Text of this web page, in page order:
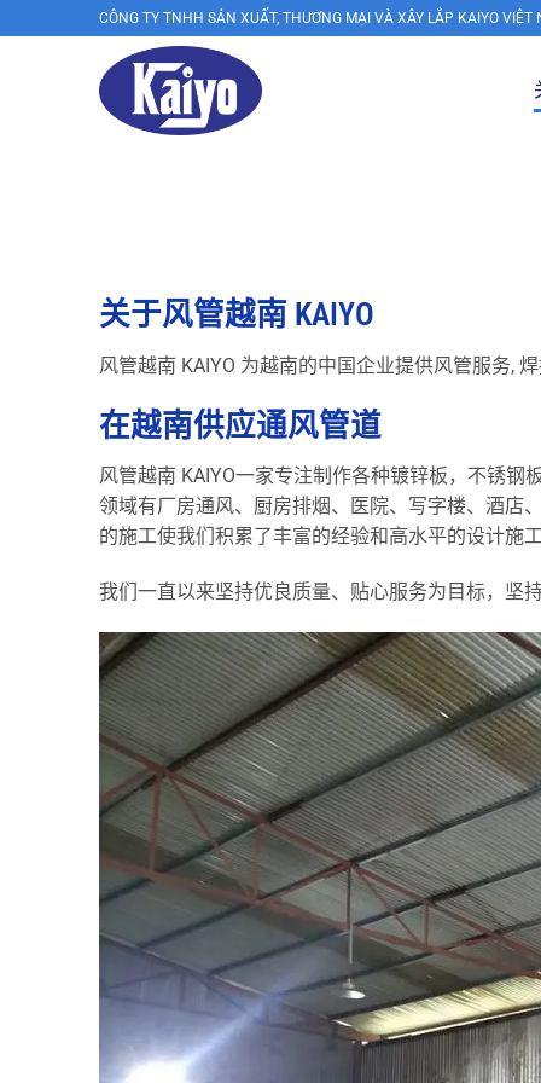
到
CÔNG TY TNHH SẢN XUẤT, THƯƠNG MẠI VÀ XÂY LẮP KAIYO VIỆT
GIÓ,
VAN
GIÓ,
CỬA
GIÓ
KAIYO
VIỆT
NAM
关于风管越南 KAIYO
风管越南 KAIYO 为越南的中国企业提供风管服务,
在越南供应通风管道
风管越南 KAIYO一家专注制作各种镀锌板，不锈
领域有厂房通风、厨房排烟、医院、写字楼、酒店
的施工使我们积累了丰富的经验和高水平的设计施
我们一直以来坚持优良质量、贴心服务为目标，坚